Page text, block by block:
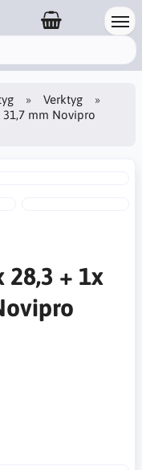
Verktyg
31,7 mm Novipro
28,3 + 1x